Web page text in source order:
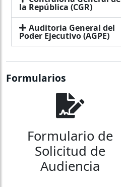
la República (CGR)
Auditoria General del
Poder Ejecutivo (AGPE)
Formularios
Formulario de
Solicitud de
Audiencia